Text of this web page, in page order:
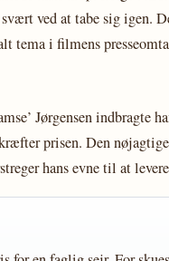
ved at tabe sig igen.
tema i filmens
Jørgensen indbragte
prisen. Den
hans evne til at